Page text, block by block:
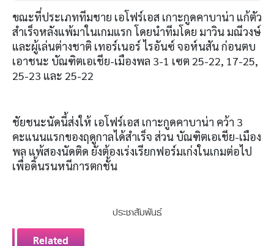
ขณะที่ประเภททีมชาย เอโฟร์เอส เกาะกูดคาบาน่า แก้ตัว
สำเร็จหลังแพ้มาในเกมแรก โดยนำทีมโดย มาวิน มณีวงษ์
และผู้เล่นต่างชาติ เทอร์เนอร์ ไรอันซ์ จอห์นสัน ก่อนตบ
เอาชนะ บัณฑิตเอเชีย-เมืองพล 3-1 เซต 25-22, 17-25,
25-23 และ 25-22
ชัยชนะนัดนี้ส่งให้ เอโฟร์เอส เกาะกูดคาบาน่า คว้า 3
คะแนนแรกของฤดูกาลได้สำเร็จ ส่วน บัณฑิตเอเชีย-เมือง
พล แพ้สองนัดติด ยังต้องเร่งเรียกฟอร์มเก่งในเกมต่อไป
เพื่อดิ้นรนหนีการตกชั้น
ประชาสัมพันธ์
Related